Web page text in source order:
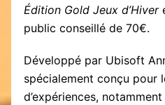
Édition Gold Jeux d’Hiver
public conseillé de 70€.
Développé par Ubisoft
spécialement conçu pour
d’expériences,